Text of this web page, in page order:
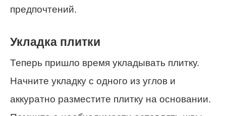
предпочтений.
Укладка плитки
Теперь пришло время укладывать плитку.
Начните укладку с одного из углов и
аккуратно разместите плитку на основании.